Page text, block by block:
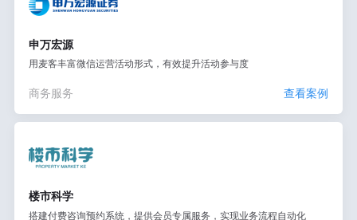
申万宏源
用麦客丰富微信运营活动形式，有效提升活动参与度
商务服务 查看案例
楼市科学
搭建付费咨询预约系统，提供会员专属服务，实现业务流程自动化